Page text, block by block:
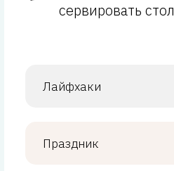
сервировать стол
Лайфхаки
Праздник